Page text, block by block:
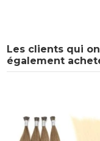
Les clients qui
également